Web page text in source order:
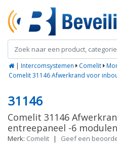
| Intercomsystemen Comelit
Comelit 31146 Afwerkrand voor
31146
Comelit 31146
entreepaneel -6 modulen
Merk: Comelit | Geef een